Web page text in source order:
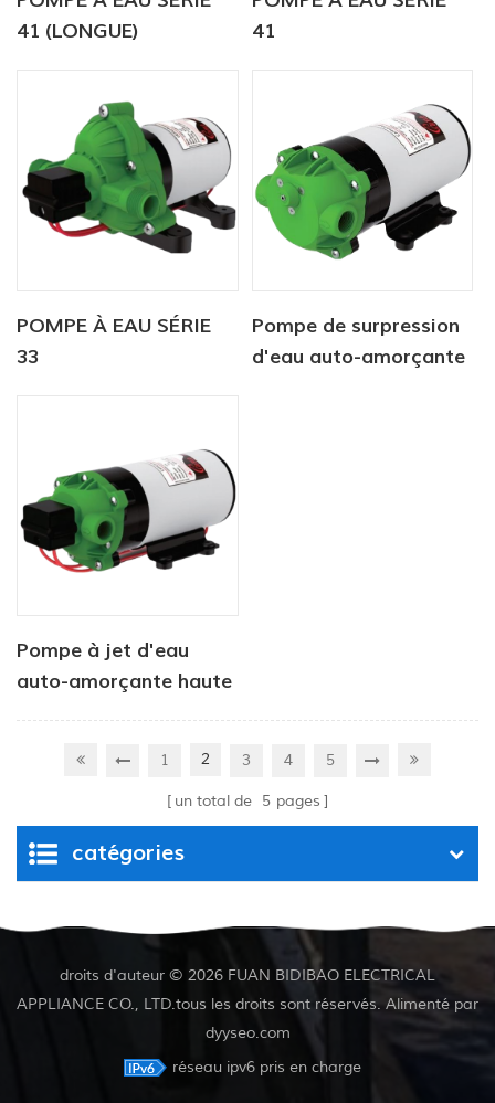
41 (LONGUE)
41
POMPE À EAU SÉRIE
33
Pompe de surpression
d'eau auto-amorçante
Pompe à jet d'eau
auto-amorçante haute
1 2 3 4 5
un total de 5 pages
catégories
droits d'auteur © 2026 FUAN BIDIBAO ELECTRICAL
APPLIANCE CO., LTD.tous les droits sont réservés. Alimenté par
dyyseo.com
réseau ipv6 pris en charge